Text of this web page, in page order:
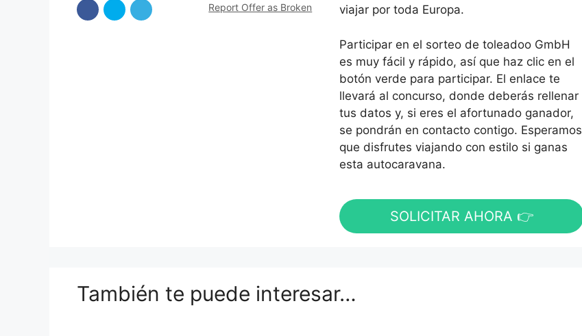
Report Offer as Broken
viajar por toda Europa.
Participar en el sorteo de toleadoo GmbH
es muy fácil y rápido, así que haz clic en el
botón verde para participar. El enlace te
llevará al concurso, donde deberás rellenar
tus datos y, si eres el afortunado ganador,
se pondrán en contacto contigo. Esperamos
que disfrutes viajando con estilo si ganas
esta autocaravana.
SOLICITAR AHORA 👉
También te puede interesar…